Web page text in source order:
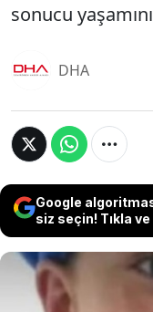
sonucu
DHA
Google
siz seçin! Tıkla ve